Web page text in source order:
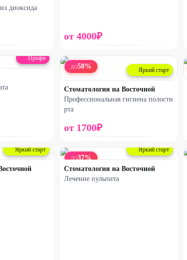
диоксида
от 4000₽
Профи
ДО58% Яркий старт
Стоматология на Восточной
Профессиональная гигиена полости
рта
от 1700₽
Яркий старт
ДО37%
Яркий старт
Стоматология на Восточной
Лечение пульпита